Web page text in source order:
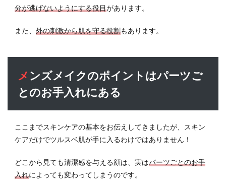
BB
クリ
皮む
NG！
られ
る唇
7.1
潤い
分が逃げないようにする役目があります。
また、 外の刺激から肌を守る役割もあります。
メンズメイクのポイントはパーツご
とのお手入れにある
ここまでスキンケアの基本をお伝えしてきましたが、スキン
ケアだけでツルスベ肌が手に入るわけではありません！
どこから見ても清潔感を与える顔は、実はパーツごとのお手
入れによっても変わってしまうのです。